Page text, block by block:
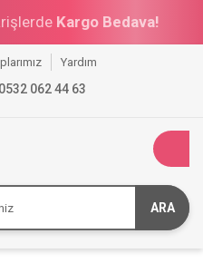
Kargo Bedava!
Yardım
0532 062 44 63
ARA